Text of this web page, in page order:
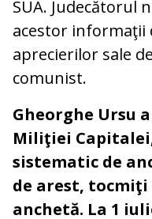
SUA. Judecătorul
acestor informaţii
aprecierilor sale
comunist.
Gheorghe Ursu
Miliţiei
sistematic de
de arest, tocmiţi
anchetă. La 1